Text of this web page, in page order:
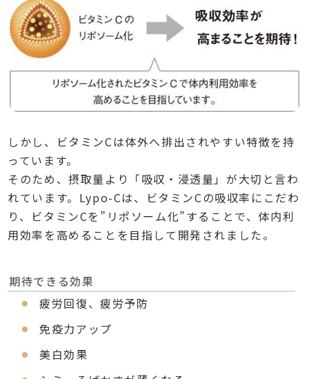
しかし、ビタミンCは体外へ排出されやすい特徴を持
っています。
そのため、摂取量より「吸収・浸透量」が大切と言わ
れています。Lypo-Cは、ビタミンCの吸収率にこだわ
り、ビタミンCを”リポソーム化”することで、体内利
用効率を高めることを目指して開発されました。
期待できる効果
疲労回復、疲労予防
免疫力アップ
美白効果